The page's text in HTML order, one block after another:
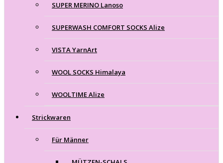
SUPER MERINO Lanoso
SUPERWASH COMFORT SOCKS Alize
VISTA YarnArt
WOOL SOCKS Himalaya
WOOLTIME Alize
Strickwaren
Für Männer